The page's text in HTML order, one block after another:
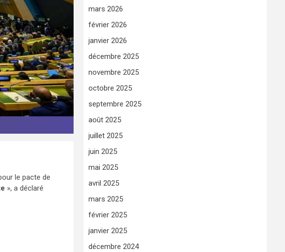
le pacte de
», a déclaré
mars 2026
février 2026
janvier 2026
décembre 2025
novembre 2025
octobre 2025
septembre 2025
août 2025
juillet 2025
juin 2025
mai 2025
avril 2025
mars 2025
février 2025
janvier 2025
décembre 2024